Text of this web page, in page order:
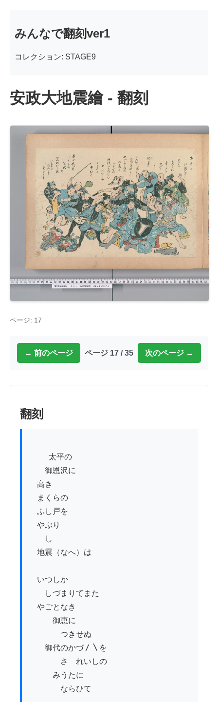
みんなで翻刻ver1
コレクション: STAGE9
安政大地震繪 - 翻刻
ページ: 17
← 前のページ ページ 17 / 35 次のページ →
翻刻
御恩沢に
高き
まくらの
ふし戸を
やぶり
し
地震（なへ）は
いつしか
しづまりてまた
やごとなき
御恵に
つきせぬ
御代のかづ〳〵を
さゝれいしの
みうたに
ならひて